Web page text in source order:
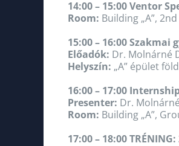
14:00 – 15:00 Ventor
Room: Building „A”,
15:00 – 16:00
Előadók: Dr. Molnárné
Helyszín: „A” épület
16:00 – 17:00
Presenter: Dr.
Room: Building „A”,
17:00 – 18:00